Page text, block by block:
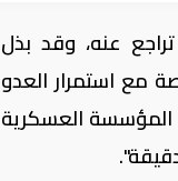
عنه، وقد بذل
مع استمرار العدو
المؤسسة العسكرية